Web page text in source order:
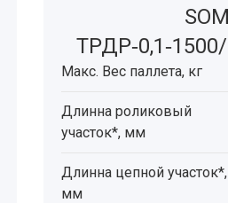
Макс. Вес паллета, кг
Длинна роликовый
участок*, мм
Длинна цепной участок*,
мм